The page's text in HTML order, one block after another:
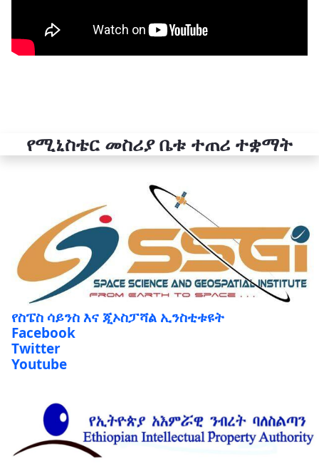
የስፔስ ሳይንስ እና ጂኦስፓሻል ኢንስቲቱዩት
Facebook
Twitter
Youtube